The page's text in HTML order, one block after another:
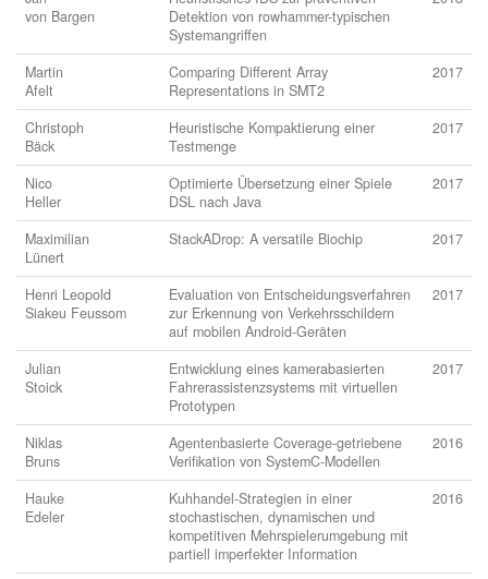
von Bargen
Detektion von rowhammer-typischen
Systemangriffen
Martin
Afelt
Comparing Different Array
Representations in SMT2
2017
Christoph
Bäck
Heuristische Kompaktierung einer
Testmenge
2017
Nico
Heller
Optimierte Übersetzung einer Spiele
DSL nach Java
2017
Maximilian
Lünert
StackADrop: A versatile Biochip 2017
Henri Leopold
Siakeu Feussom
Evaluation von Entscheidungsverfahren
zur Erkennung von Verkehrsschildern
auf mobilen Android-Geräten
2017
Julian
Stoick
Entwicklung eines kamerabasierten
Fahrerassistenzsystems mit virtuellen
Prototypen
2017
Niklas
Bruns
Agentenbasierte Coverage-getriebene
Verifikation von SystemC-Modellen
2016
Hauke
Edeler
Kuhhandel-Strategien in einer
stochastischen, dynamischen und
kompetitiven Mehrspielerumgebung mit
partiell imperfekter Information
2016